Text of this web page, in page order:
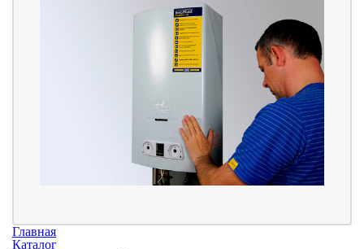
Главная
Каталог